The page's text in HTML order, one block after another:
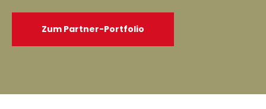
Zum Partner-Portfolio